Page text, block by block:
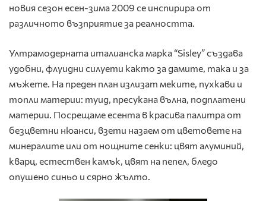
новия сезон есен-зима 2009 се инспирира от
различното възприятие за реалността.
Ултрамодерната италианска марка “Sisley” създава
удобни, флуидни силуети както за дамите, така и за
мъжете. На преден план излизат меките, пухкави и
топли материи: туид, пресукана вълна, подплатени
материи. Посрещаме есента в красива палитра от
безцветни нюанси, взети назаем от цветовете на
минералите или от нощните сенки: цвят алуминий,
кварц, естествен камък, цвят на пепел, бледо
опушено синьо и сярно жълто.